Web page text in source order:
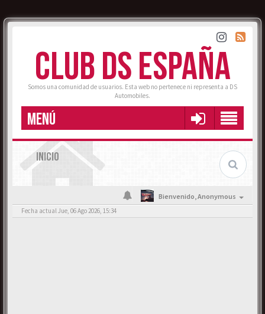
CLUB DS ESPAÑA
Somos una comunidad de usuarios. Esta web no pertenece ni representa a DS
Automobiles.
MENÚ
INICIO
Bienvenido,Anonymous
Fecha actual Jue, 06 Ago 2026, 15:34